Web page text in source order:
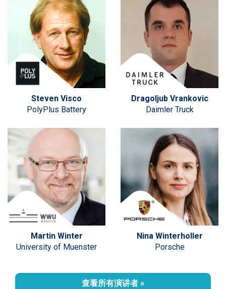
Steven Visco
PolyPlus Battery
Dragoljub Vrankovic
Daimler Truck
Martin Winter
University of Muenster
Nina Winterholler
Porsche
查看所有演讲者 »